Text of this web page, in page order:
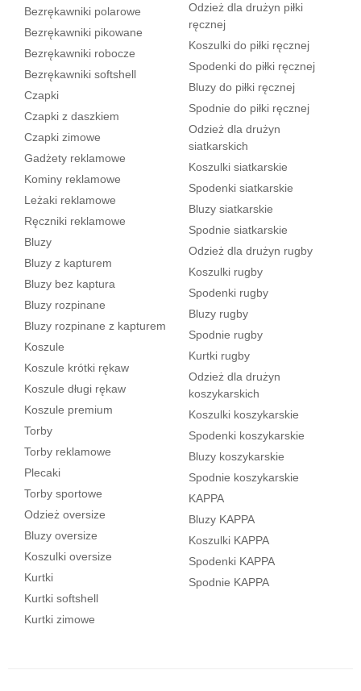
Bezrękawniki polarowe
Bezrękawniki pikowane
Bezrękawniki robocze
Bezrękawniki softshell
Czapki
Czapki z daszkiem
Czapki zimowe
Gadżety reklamowe
Kominy reklamowe
Leżaki reklamowe
Ręczniki reklamowe
Bluzy
Bluzy z kapturem
Bluzy bez kaptura
Bluzy rozpinane
Bluzy rozpinane z kapturem
Koszule
Koszule krótki rękaw
Koszule długi rękaw
Koszule premium
Torby
Torby reklamowe
Plecaki
Torby sportowe
Odzież oversize
Bluzy oversize
Koszulki oversize
Kurtki
Kurtki softshell
Kurtki zimowe
Odzież dla drużyn piłki
ręcznej
Koszulki do piłki ręcznej
Spodenki do piłki ręcznej
Bluzy do piłki ręcznej
Spodnie do piłki ręcznej
Odzież dla drużyn
siatkarskich
Koszulki siatkarskie
Spodenki siatkarskie
Bluzy siatkarskie
Spodnie siatkarskie
Odzież dla drużyn rugby
Koszulki rugby
Spodenki rugby
Bluzy rugby
Spodnie rugby
Kurtki rugby
Odzież dla drużyn
koszykarskich
Koszulki koszykarskie
Spodenki koszykarskie
Bluzy koszykarskie
Spodnie koszykarskie
KAPPA
Bluzy KAPPA
Koszulki KAPPA
Spodenki KAPPA
Spodnie KAPPA